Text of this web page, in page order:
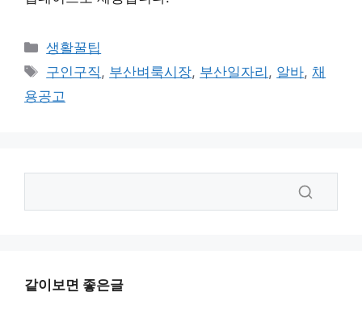
카
테
리
생활꿀팁
태
그
구인구직, 부산벼룩시장, 부산일자리 , 알바,채
용공고
같이보면 좋은글